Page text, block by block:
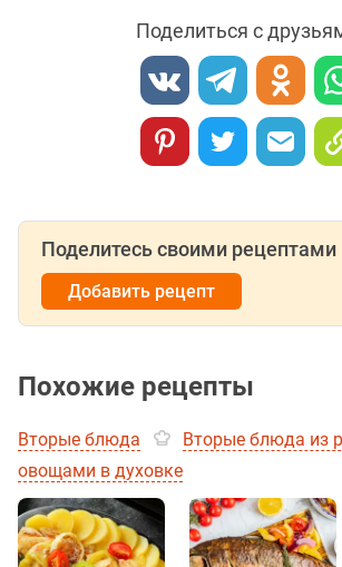
Поделиться с
Поделитесь своими рецептами
Добавить рецепт
Похожие рецепты
Вторые блюда Вторые блюда из
овощами в духовке